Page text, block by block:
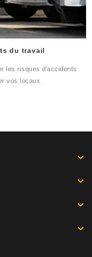
du travail
les risques d'accidents
vos locaux.



